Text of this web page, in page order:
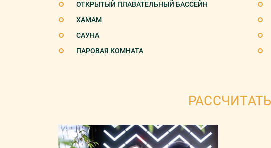
ОТКРЫТЫЙ ПЛАВАТЕЛЬНЫЙ БАССЕЙН
ХАМАМ
САУНА
ПАРОВАЯ КОМНАТА